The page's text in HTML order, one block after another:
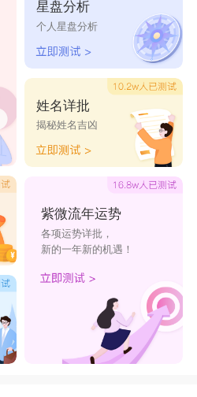
华益 豆瓣
宠萌天下 茂绣园
闲茶小筑 蓝色记忆 荷花
德胜 富冠吉 宇啸晖
腾啸久 维豪世 莱创磊
科华天
星盘分析
个人星盘分析
姓名详批
揭秘姓名吉凶
紫微流年运势
各项运势详批，
新的一年新的机遇！